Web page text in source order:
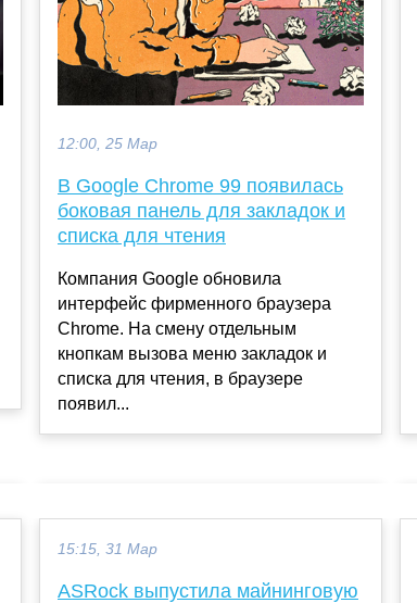
12:00, 25 Мар
В Google Chrome 99 появилась
боковая панель для закладок и
списка для чтения
Компания Google обновила
интерфейс фирменного браузера
Chrome. На смену отдельным
кнопкам вызова меню закладок и
списка для чтения, в браузере
появил...
15:15, 31 Мар
ASRock выпустила майнинговую